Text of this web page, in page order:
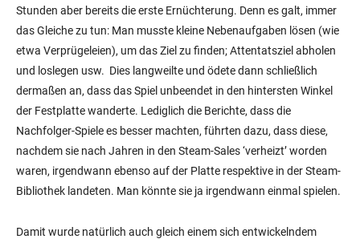
Stunden aber bereits die erste Ernüchterung. Denn es galt, immer
das Gleiche zu tun: Man musste kleine Nebenaufgaben lösen (wie
etwa Verprügeleien), um das Ziel zu finden; Attentatsziel abholen
und loslegen usw. Dies langweilte und ödete dann schließlich
dermaßen an, dass das Spiel unbeendet in den hintersten Winkel
der Festplatte wanderte. Lediglich die Berichte, dass die
Nachfolger-Spiele es besser machten, führten dazu, dass diese,
nachdem sie nach Jahren in den Steam-Sales ‘verheizt’ worden
waren, irgendwann ebenso auf der Platte respektive in der Steam-
Bibliothek landeten. Man könnte sie ja irgendwann einmal spielen.
Damit wurde natürlich auch gleich einem sich entwickelndem